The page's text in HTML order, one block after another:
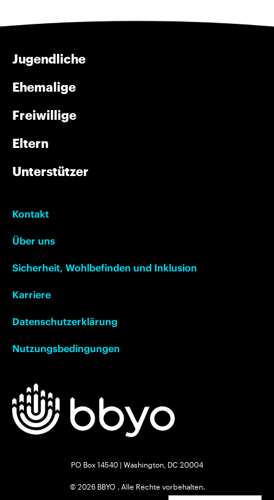
Jugendliche
Ehemalige
Freiwillige
Eltern
Unterstützer
Kontakt
Über uns
Sicherheit, Wohlbefinden und Inklusion
Karriere
Datenschutzerklärung
Nutzungsbedingungen
PO Box 14540 | Washington, DC 20004
© 2026 BBYO . Alle Rechte vorbehalten.